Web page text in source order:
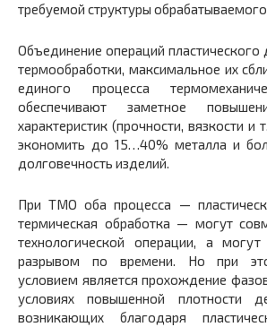
требуемой структуры
Объединение операций
термообработки, максимальное их
единого процесса
обеспечивают заметное
характеристик (прочности, вязкости и
экономить до 15…40% металла и
долговечность изделий.
При ТМО оба процесса —
термическая обработка — могут
технологической операции, а
разрывом по времени. Но при
условием является прохождение
условиях повышенной плотности
возникающих благодаря